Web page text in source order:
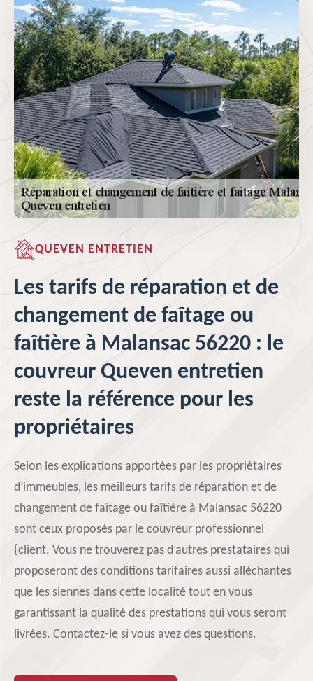
QUEVEN ENTRETIEN
Les tarifs de réparation et de
changement de faîtage ou
faîtière à Malansac 56220 : le
couvreur Queven entretien
reste la référence pour les
propriétaires
Selon les explications apportées par les propriétaires
d’immeubles, les meilleurs tarifs de réparation et de
changement de faîtage ou faîtière à Malansac 56220
sont ceux proposés par le couvreur professionnel
{client. Vous ne trouverez pas d’autres prestataires qui
proposeront des conditions tarifaires aussi alléchantes
que les siennes dans cette localité tout en vous
garantissant la qualité des prestations qui vous seront
livrées. Contactez-le si vous avez des questions.